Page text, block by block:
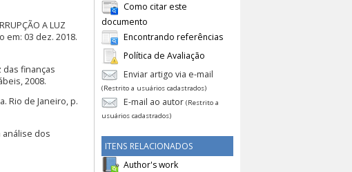
Como citar este
documento
Encontrando referências
Política de Avaliação
Enviar artigo via e-mail
(Restrito a usuários cadastrados)
E-mail ao autor (Restrito a
usuários cadastrados)
ITENS RELACIONADOS
Author's work
A LUZ
em: 03 dez. 2018.
das finanças
2008.
Rio de Janeiro, p.
análise dos